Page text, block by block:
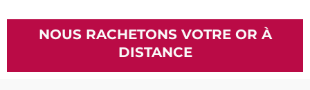
NOUS RACHETONS VOTRE OR À
DISTANCE